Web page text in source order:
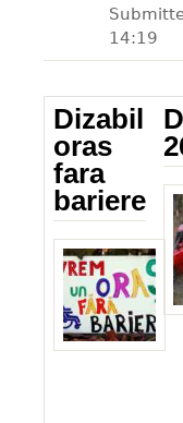
14:19
Dizabil
oras
fara
bariere
Dizabil_sl.jpg